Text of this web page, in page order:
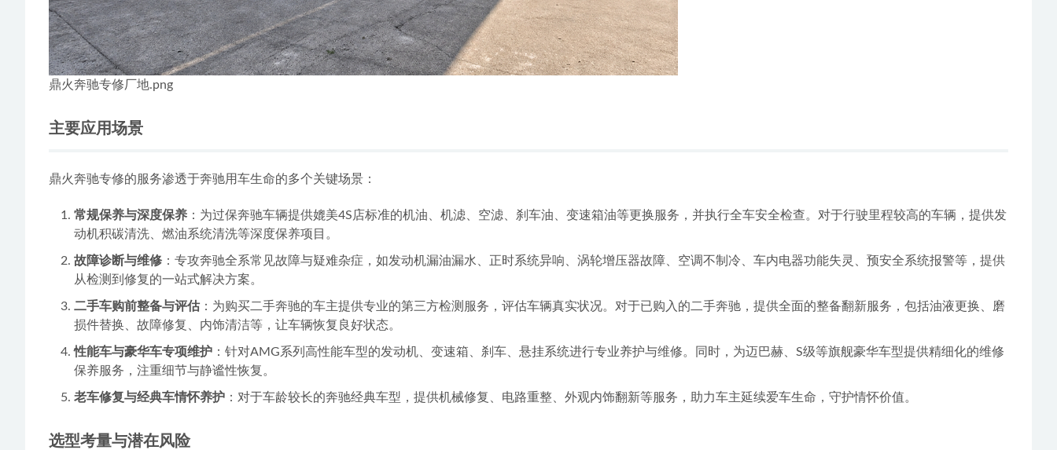
鼎火奔驰专修厂地.png
主要应用场景
鼎火奔驰专修的服务渗透于奔驰用车生命的多个关键场景：
常规保养与深度保养 ：为过保奔驰车辆提供媲美4S店标准的机油、机滤、空滤、刹车油、变速箱油等更换服务，并执行全车安全检查。对于行驶里程较高的车辆，提供发
动机积碳清洗、燃油系统清洗等深度保养项目。
故障诊断与维修 ：专攻奔驰全系常见故障与疑难杂症，如发动机漏油漏水、正时系统异响、涡轮增压器故障、空调不制冷、车内电器功能失灵、预安全系统报警等，提供
从检测到修复的一站式解决方案。
二手车购前整备与评估：为购买二手奔驰的车主提供专业的第三方检测服务，评估车辆真实状况。对于已购入的二手奔驰，提供全面的整备翻新服务，包括油液更换、磨
损件替换、故障修复、内饰清洁等，让车辆恢复良好状态。
性能车与豪华车专项维护 ：针对AMG系列高性能车型的发动机、变速箱、刹车、悬挂系统进行专业养护与维修。同时，为迈巴赫、S级等旗舰豪华车型提供精细化的维修
保养服务，注重细节与静谧性恢复。
老车修复与经典车情怀养护 ：对于车龄较长的奔驰经典车型，提供机械修复、电路重整、外观内饰翻新等服务，助力车主延续爱车生命，守护情怀价值。
选型考量与潜在风险